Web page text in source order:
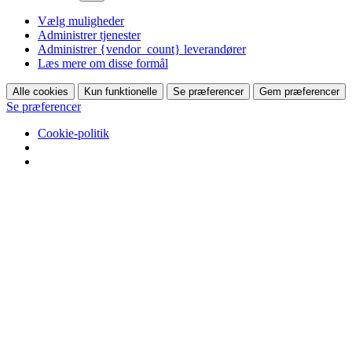
Vælg muligheder
Administrer tjenester
Administrer {vendor_count} leverandører
Læs mere om disse formål
Alle cookies Kun funktionelle Se præferencer Gem præferencer
Se præferencer
Cookie-politik